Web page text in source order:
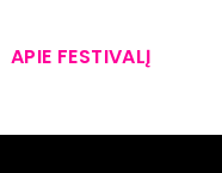
APIE FESTIVALĮ